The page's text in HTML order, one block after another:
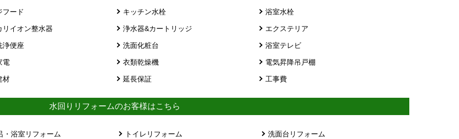
フード キッチン水栓 浴室水栓
リイオン整水器 浄水器&カートリッジ エクステリア
浄便座 洗面化粧台 浴室テレビ
電 衣類乾燥機 電気昇降吊戸棚
材 延長保証 工事費
水回りリフォームのお客様はこちら
・浴室リフォーム トイレリフォーム 洗面台リフォーム